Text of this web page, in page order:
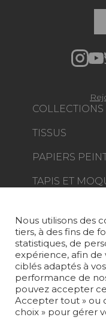
COLLECTIONS
TISSUS
PAPIERS
TAPIS ET
PROJETS
SUR-MESURE
MAGAZINE
LA MAISON
OÙ NOUS
Nous utilisons des
tiers, à des fins de
statistiques, de
expérience, afin
ciblés adaptés à
performance de
pouvez accepter
Accepter tout » ou
choix » pour gérer